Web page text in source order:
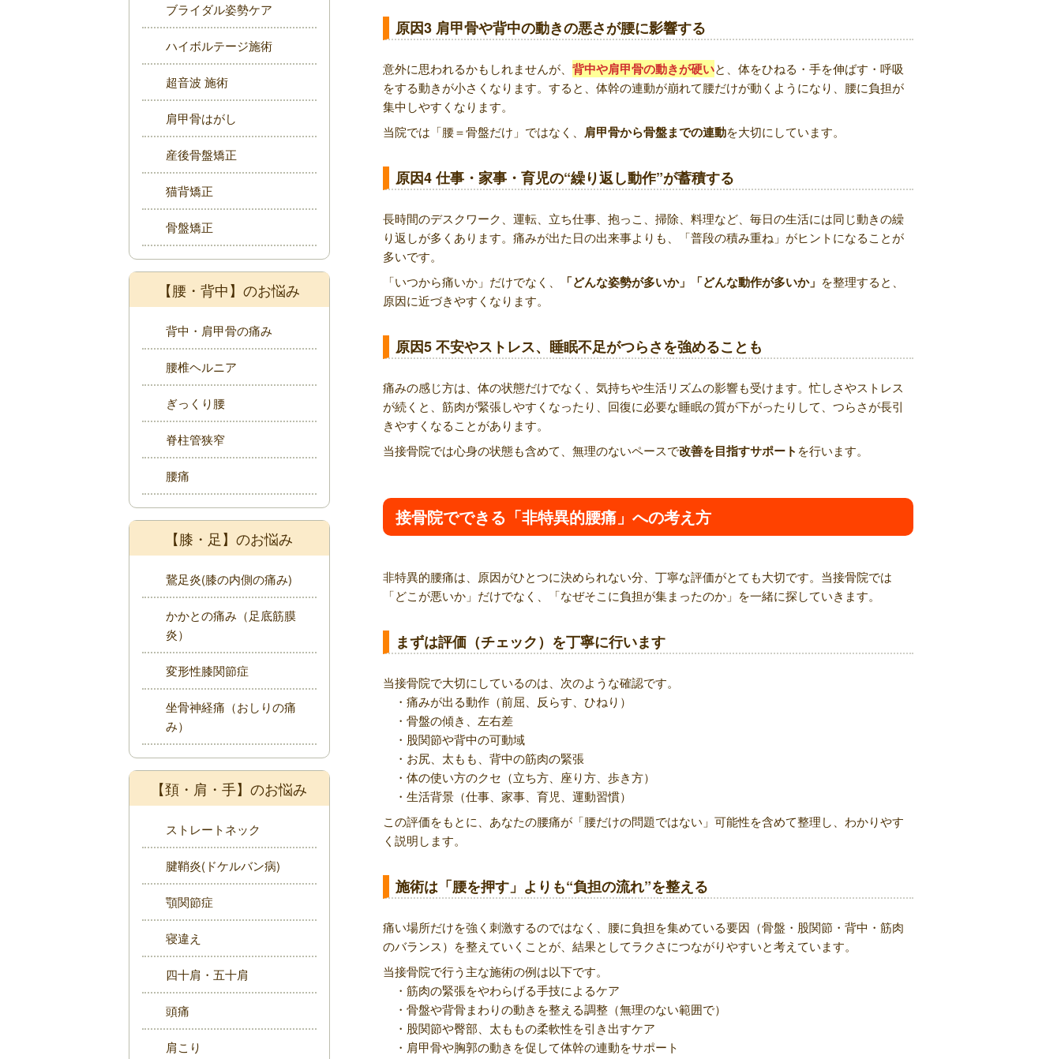
原因3 肩甲骨や背中の動きの悪さが腰に影響する
意外に思われるかもしれませんが、 背中や肩甲骨の動きが硬いと、体をひねる・手を伸ばす・呼吸
をする動きが小さくなります。すると、体幹の連動が崩れて腰だけが動くようになり、腰に負担が
集中しやすくなります。
当院では「腰＝骨盤だけ」ではなく、 肩甲骨から骨盤までの連動を大切にしています。
原因4 仕事・家事・育児の“繰り返し動作”が蓄積する
長時間のデスクワーク、運転、立ち仕事、抱っこ、掃除、料理など、毎日の生活には同じ動きの繰
り返しが多くあります。痛みが出た日の出来事よりも、「普段の積み重ね」がヒントになることが
多いです。
「いつから痛いか」だけでなく、
「どんな姿勢が多いか」「どんな動作が多いか」 を整理すると、
原因に近づきやすくなります。
原因5 不安やストレス、睡眠不足がつらさを強めることも
痛みの感じ方は、体の状態だけでなく、気持ちや生活リズムの影響も受けます。忙しさやストレス
が続くと、筋肉が緊張しやすくなったり、回復に必要な睡眠の質が下がったりして、つらさが長引
きやすくなることがあります。
当接骨院では心身の状態も含めて、無理のないペースで改善を目指すサポート を行います。
接骨院でできる「非特異的腰痛」への考え方
非特異的腰痛は、原因がひとつに決められない分、丁寧な評価がとても大切です。当接骨院では
「どこが悪いか」だけでなく、「なぜそこに負担が集まったのか」を一緒に探していきます。
まずは評価（チェック）を丁寧に行います
当接骨院で大切にしているのは、次のような確認です。
・痛みが出る動作（前屈、反らす、ひねり）
・骨盤の傾き、左右差
・股関節や背中の可動域
・お尻、太もも、背中の筋肉の緊張
・体の使い方のクセ（立ち方、座り方、歩き方）
・生活背景（仕事、家事、育児、運動習慣）
この評価をもとに、あなたの腰痛が「腰だけの問題ではない」可能性を含めて整理し、わかりやす
く説明します。
施術は「腰を押す」よりも“負担の流れ”を整える
痛い場所だけを強く刺激するのではなく、腰に負担を集めている要因（骨盤・股関節・背中・筋肉
のバランス）を整えていくことが、結果としてラクさにつながりやすいと考えています。
当接骨院で行う主な施術の例は以下です。
・筋肉の緊張をやわらげる手技によるケア
・骨盤や背骨まわりの動きを整える調整（無理のない範囲で）
・股関節や臀部、太ももの柔軟性を引き出すケア
・肩甲骨や胸郭の動きを促して体幹の連動をサポート
ブライダル姿勢ケア
ハイボルテージ施術
超音波 施術
肩甲骨はがし
産後骨盤矯正
猫背矯正
骨盤矯正
【腰・背中】のお悩み
背中・肩甲骨の痛み
腰椎ヘルニア
ぎっくり腰
脊柱管狭窄
腰痛
【膝・足】のお悩み
鵞足炎(膝の内側の痛み)
かかとの痛み（足底筋膜
炎）
変形性膝関節症
坐骨神経痛（おしりの痛
み）
【頚・肩・手】のお悩み
ストレートネック
腱鞘炎(ドケルバン病)
顎関節症
寝違え
四十肩・五十肩
頭痛
肩こり